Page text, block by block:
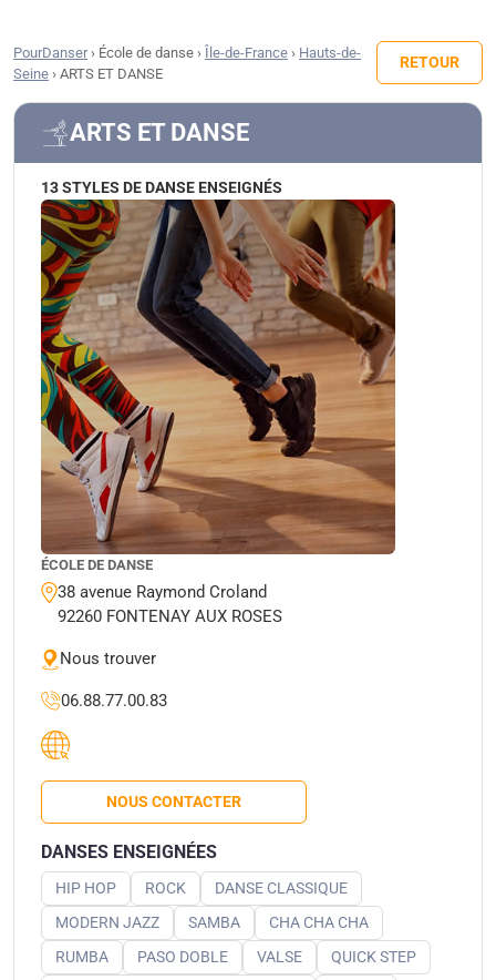
PourDanser› École de danse › Île-de-France › Hauts-de-
Seine › ARTS ET DANSE
RETOUR
ARTS ET DANSE
13 STYLES DE DANSE ENSEIGNÉS
ÉCOLE DE DANSE
38 avenue Raymond Croland
92260 FONTENAY AUX ROSES
Nous trouver
06.88.77.00.83
NOUS CONTACTER
DANSES ENSEIGNÉES
HIP HOP ROCK
DANSE CLASSIQUE
MODERN JAZZ
SAMBA
CHA CHA CHA
RUMBA
PASO DOBLE VALSE
QUICK STEP